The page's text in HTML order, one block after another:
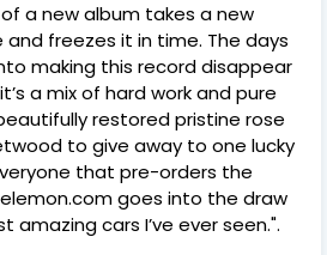
a new album takes a new
freezes it in time. The days
making this record disappear
a mix of hard work and pure
restored pristine rose
to give away to one lucky
that pre-orders the
goes into the draw
cars I’ve ever seen.".